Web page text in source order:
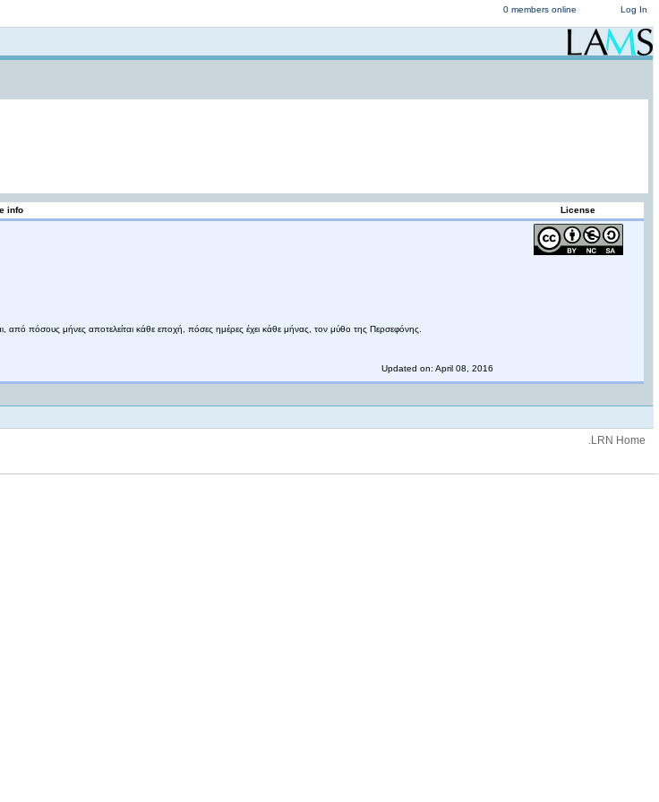
Log In
0 members online
info License
πόσους μήνες αποτελείται κάθε εποχή, πόσες ημέρες έχει κάθε μήνας, τον μύθο της Περσεφόνης.
Updated on: April 08, 2016
.LRN Home